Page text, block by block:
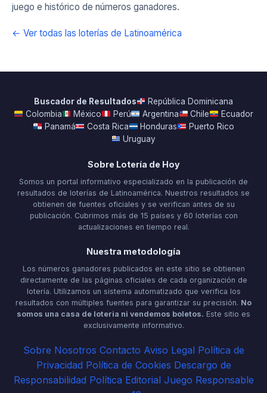
juego e histórico de números ganadores.
← Ver todas las loterías de Latinoamérica
Buscador de Resultados
República Dominicana
Colombia
México Perú Argentina Chile
Ecuador
Panamá
Costa Rica Honduras
Puerto Rico
Uruguay
Sobre Lotería de Hoy
Somos un portal informativo especializado en la publicación de
resultados de loterías de Latinoamérica. Nuestros resultados se
obtienen de fuentes oficiales y se verifican antes de su
publicación. Cubrimos más de 15 países y 60 loterías con
actualizaciones en tiempo real.
Nuestra metodología
Los números ganadores publicados en este sitio se obtienen
directamente de las páginas oficiales de cada organización de
lotería. Utilizamos un sistema automatizado que verifica los
resultados con múltiples fuentes para garantizar su precisión. No
somos una casa de loteria ni vendemos boletos. Este sitio es
exclusivamente informativo.
Sobre Nosotros Contacto Aviso Legal Política de
Privacidad Política de Cookies Descargo de
Responsabilidad Política Editorial Juego Responsable